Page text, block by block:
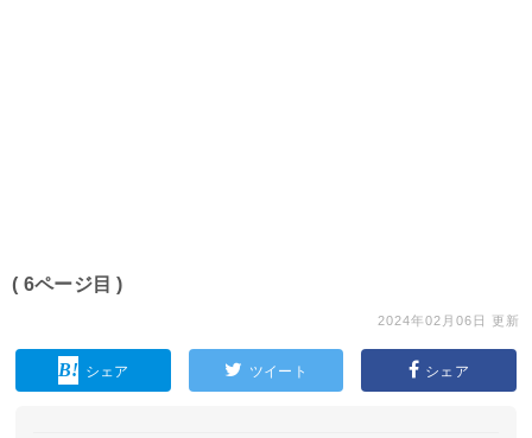
( 6ページ目 )
2024年02月06日 更新
シェア ツイート シェア